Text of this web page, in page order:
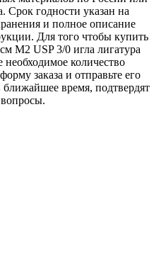
Срок годности указан на
и полное описание
Для того чтобы купить
М2 USP 3/0 игла лигатура
количество
заказа и отправьте его
время, подтвердят
вопросы.